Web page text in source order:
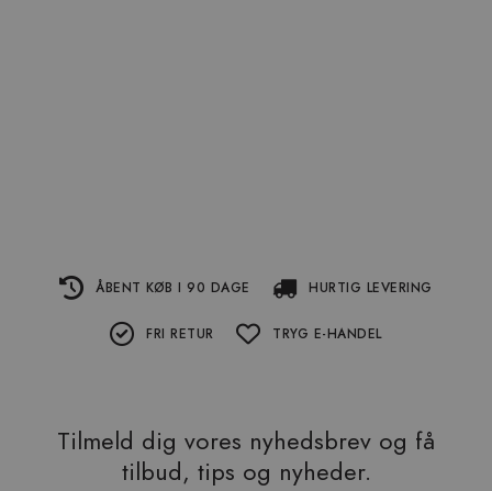
ÅBENT KØB I 90 DAGE HURTIG LEVERING
FRI RETUR TRYG E-HANDEL
Tilmeld dig vores nyhedsbrev og få
tilbud, tips og nyheder.